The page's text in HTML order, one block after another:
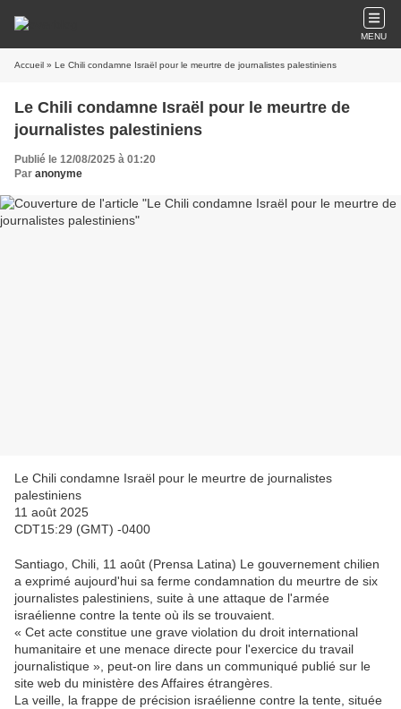
MENU
Accueil » Le Chili condamne Israël pour le meurtre de journalistes palestiniens
Le Chili condamne Israël pour le meurtre de
journalistes palestiniens
Publié le 12/08/2025 à 01:20
Par anonyme
Le Chili condamne Israël pour le meurtre de journalistes
palestiniens
11 août 2025
CDT15:29 (GMT) -0400
Santiago, Chili, 11 août (Prensa Latina) Le gouvernement chilien
a exprimé aujourd'hui sa ferme condamnation du meurtre de six
journalistes palestiniens, suite à une attaque de l'armée
israélienne contre la tente où ils se trouvaient.
« Cet acte constitue une grave violation du droit international
humanitaire et une menace directe pour l'exercice du travail
journalistique », peut-on lire dans un communiqué publié sur le
site web du ministère des Affaires étrangères.
La veille, la frappe de précision israélienne contre la tente, située